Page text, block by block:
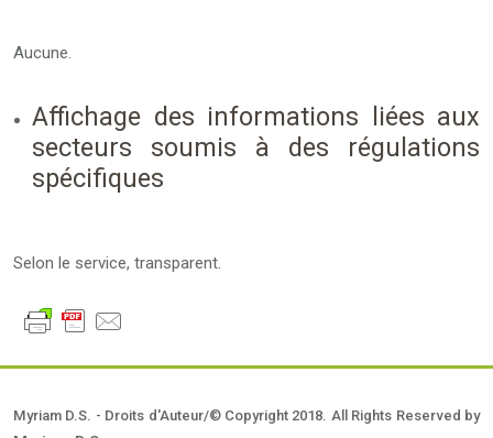
Aucune.
Affichage des informations liées aux
secteurs soumis à des régulations
spécifiques
Selon le service, transparent.
Myriam D.S. - Droits d'Auteur/© Copyright 2018. All Rights Reserved by